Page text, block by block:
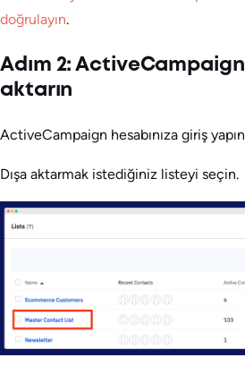
doğrulayın.
Adım 2:
aktarın
ActiveCampaign hesabınıza giriş
Dışa aktarmak istediğiniz listeyi seçin.